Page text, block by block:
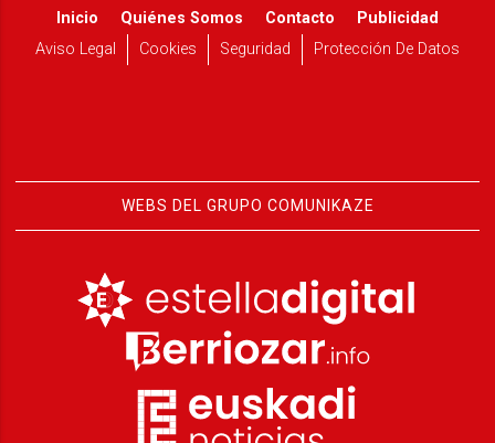
Inicio Quiénes Somos Contacto
Publicidad
Aviso Legal
Cookies Seguridad Protección De Datos
WEBS DEL GRUPO COMUNIKAZE